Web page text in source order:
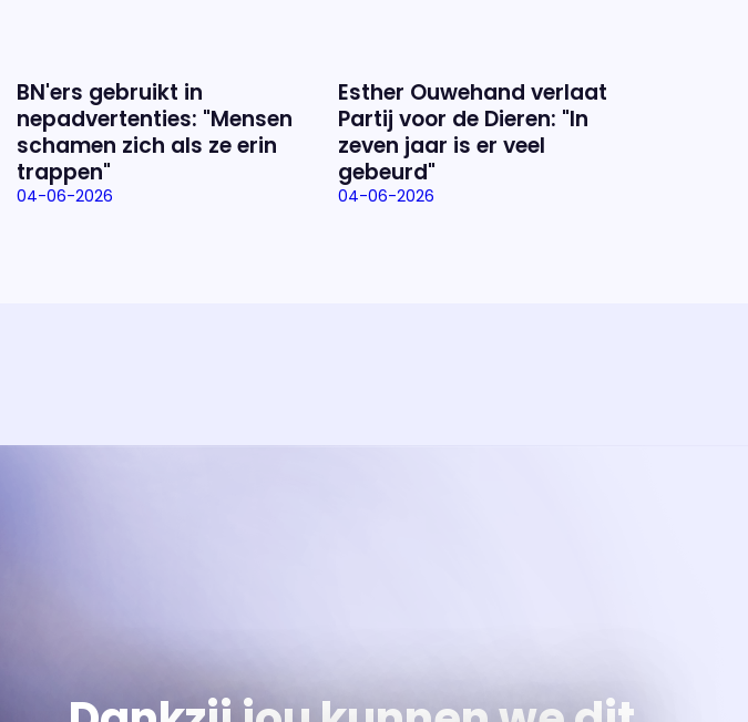
BN'ers gebruikt in
nepadvertenties: "Mensen
schamen zich als ze erin
trappen"
04-06-2026
Esther Ouwehand verlaat
Partij voor de Dieren: "In
zeven jaar is er veel
gebeurd"
04-06-2026